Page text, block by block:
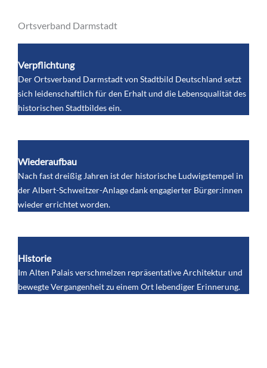
Ortsverband Darmstadt
Verpflichtung
Der Ortsverband Darmstadt von Stadtbild Deutschland setzt
sich leidenschaftlich für den Erhalt und die Lebensqualität des
historischen Stadtbildes ein.
Wiederaufbau
Nach fast dreißig Jahren ist der historische Ludwigstempel in
der Albert-Schweitzer-Anlage dank engagierter Bürger:innen
wieder errichtet worden.
Historie
Im Alten Palais verschmelzen repräsentative Architektur und
bewegte Vergangenheit zu einem Ort lebendiger Erinnerung.